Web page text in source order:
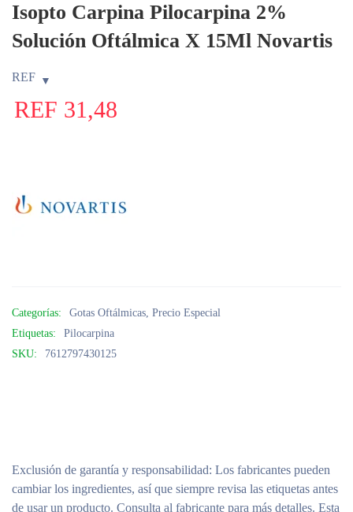
Isopto Carpina Pilocarpina 2%
Solución Oftálmica X 15Ml Novartis
REF
REF 31,48
Categorías: Gotas Oftálmicas, Precio Especial
Etiquetas:
Pilocarpina
SKU:
7612797430125
Exclusión de garantía y responsabilidad: Los fabricantes pueden
cambiar los ingredientes, así que siempre revisa las etiquetas antes
de usar un producto. Consulta al fabricante para más detalles. Esta